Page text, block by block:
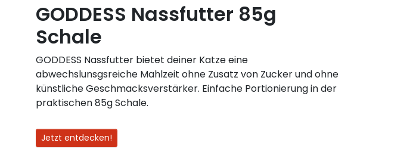
GODDESS Nassfutter 85g
Schale
GODDESS Nassfutter bietet deiner Katze eine
abwechslunsgsreiche Mahlzeit ohne Zusatz von Zucker und ohne
künstliche Geschmacksverstärker. Einfache Portionierung in der
praktischen 85g Schale.
Jetzt entdecken!